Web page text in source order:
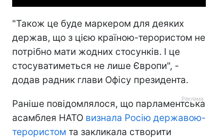
"Також це буде маркером для деяких
держав, що з цією країною-терористом не
потрібно мати жодних стосунків. І це
стосуватиметься не лише Європи", -
додав радник глави Офісу президента.
Раніше повідомлялося, що парламентська
асамблея НАТО визнала Росію державою-
терористом та закликала створити